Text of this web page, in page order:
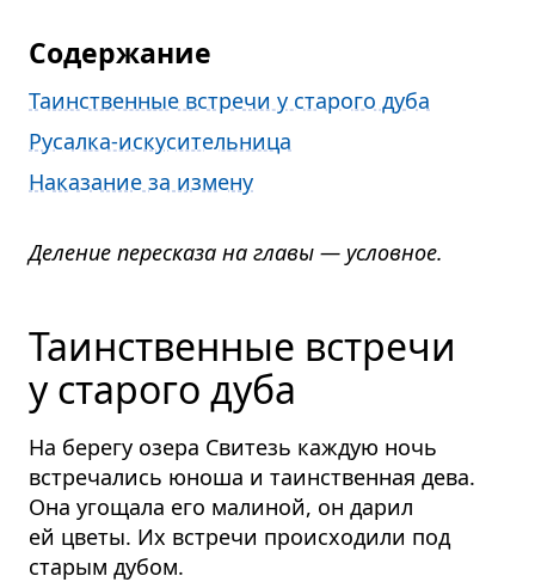
Содержание
Таинственные встречи у старого дуба
Русалка-искусительница
Наказание за измену
Деление пересказа на главы — условное.
Таинственные встречи
у старого дуба
На берегу озера Свитезь каждую ночь
встречались юноша и таинственная дева.
Она угощала его малиной, он дарил
ей цветы. Их встречи происходили под
старым дубом.